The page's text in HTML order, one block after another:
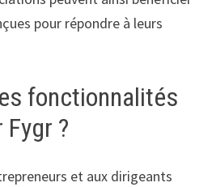
pour répondre à leurs
fonctionnalités
?
et aux dirigeants